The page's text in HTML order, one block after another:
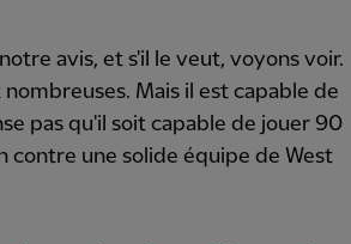
avis, et s'il le veut, voyons voir.
Mais il est capable de
pas qu'il soit capable de jouer 90
contre une solide équipe de West